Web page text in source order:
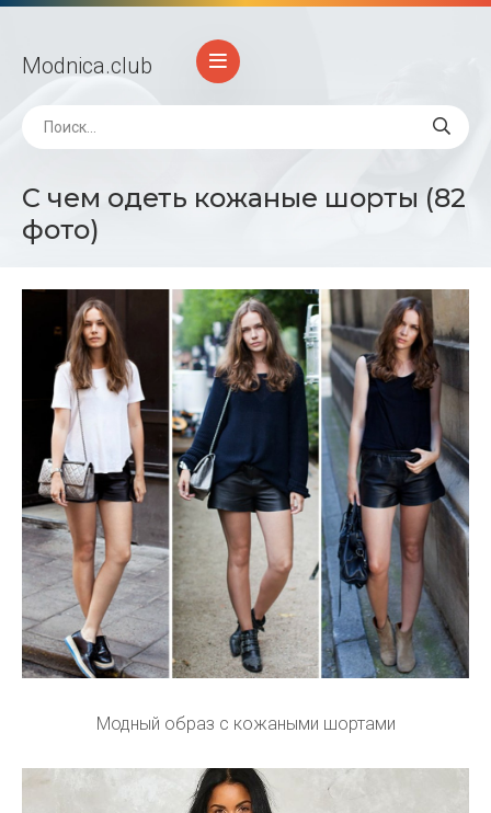
Modnica.club
С чем одеть кожаные шорты (82
фото)
Модный образ с кожаными шортами